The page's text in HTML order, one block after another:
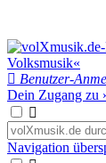
Benutzer-
Dein Zugang zu
Navigation